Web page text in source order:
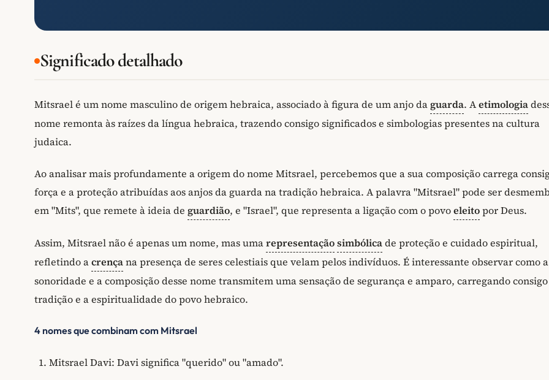
Significado detalhado
Mitsrael é um nome masculino de origem hebraica, associado à figura de um anjo daguarda. Aetimologia
nome remonta às raízes da língua hebraica, trazendo consigo significados e simbologias presentes na cultura
judaica.
Ao analisar mais profundamente a origem do nome Mitsrael, percebemos que a sua composição carrega
força e a proteção atribuídas aos anjos da guarda na tradição hebraica. A palavra "Mitsrael" pode ser
em "Mits", que remete à ideia de guardião, e "Israel", que representa a ligação com o povoeleitopor Deus.
Assim, Mitsrael não é apenas um nome, mas umarepresentaçãosimbólicade proteção e cuidado espiritual,
refletindo acrençana presença de seres celestiais que velam pelos indivíduos. É interessante observar como a
sonoridade e a composição desse nome transmitem uma sensação de segurança e amparo, carregando
tradição e a espiritualidade do povo hebraico.
4 nomes que combinam com Mitsrael
Mitsrael Davi: Davi significa "querido" ou "amado".